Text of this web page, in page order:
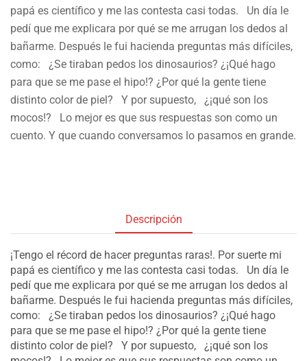
papá es científico y me las contesta casi todas. Un día le
pedí que me explicara por qué se me arrugan los dedos al
bañarme. Después le fui hacienda preguntas más difíciles,
como: ¿Se tiraban pedos los dinosaurios? ¿¡Qué hago
para que se me pase el hipo!? ¿Por qué la gente tiene
distinto color de piel? Y por supuesto, ¿¡qué son los
mocos!? Lo mejor es que sus respuestas son como un
cuento. Y que cuando conversamos lo pasamos en grande.
Descripción
¡Tengo el récord de hacer preguntas raras!. Por suerte mi
papá es científico y me las contesta casi todas. Un día le
pedí que me explicara por qué se me arrugan los dedos al
bañarme. Después le fui hacienda preguntas más difíciles,
como: ¿Se tiraban pedos los dinosaurios? ¿¡Qué hago
para que se me pase el hipo!? ¿Por qué la gente tiene
distinto color de piel? Y por supuesto, ¿¡qué son los